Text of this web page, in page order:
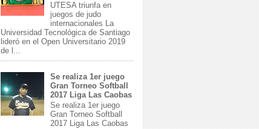
UTESA triunfa en
juegos de judo
internacionales La
Universidad Tecnológica de Santiago
lideró en el Open Universitario 2019
de l...
Se realiza 1er juego
Gran Torneo Softball
2017 Liga Las Caobas
Se realiza 1er juego
Gran Torneo Softball
2017 Liga Las Caobas